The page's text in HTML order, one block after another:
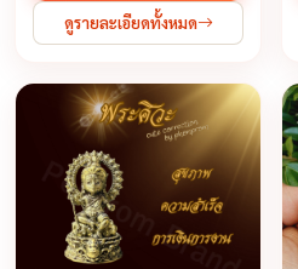
ดูรายละเอียดทั้งหมด